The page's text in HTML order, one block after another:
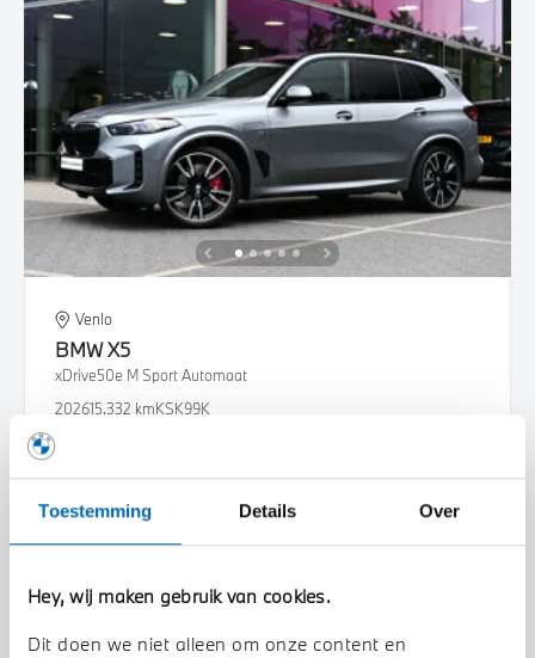
Toestemming Details Over
Hey, wij maken gebruik van cookies.
Dit doen we niet alleen om onze content en
Venlo
BMWX5
xDrive50e M Sport Automaat
202615.332 kmKSK99K
Bekijk details